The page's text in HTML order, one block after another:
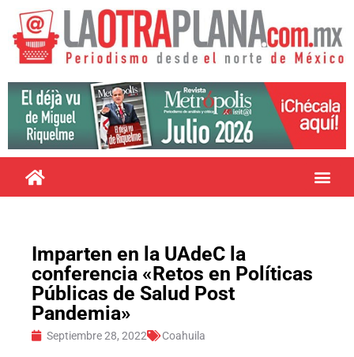
Imparten en la UAdeC la
conferencia «Retos en Políticas
Públicas de Salud Post
Pandemia»
Septiembre 28, 2022 Coahuila